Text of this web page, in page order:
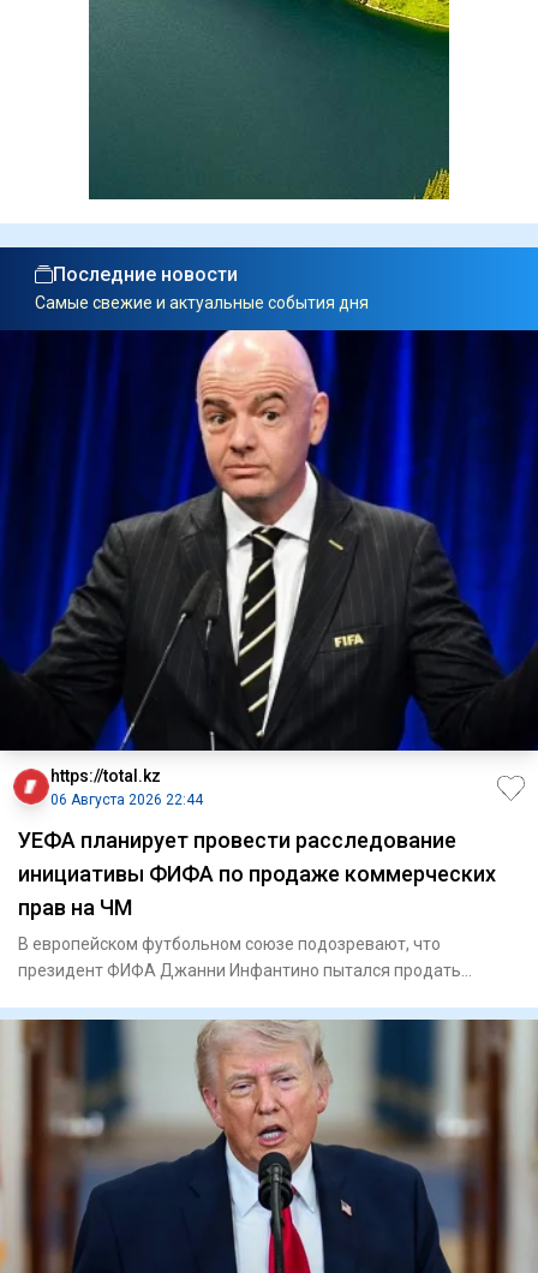
Последние новости
Самые свежие и актуальные события дня
https://total.kz
06 Августа 2026 22:44
УЕФА планирует провести расследование
инициативы ФИФА по продаже коммерческих
прав на ЧМ
В европейском футбольном союзе подозревают, что
президент ФИФА Джанни Инфантино пытался продать